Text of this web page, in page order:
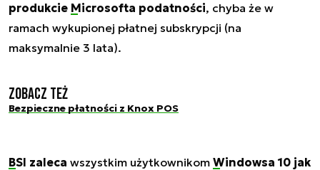
produkcie Microsofta podatności, chyba że w
ramach wykupionej płatnej subskrypcji (na
maksymalnie 3 lata).
Zobacz też
Bezpieczne płatności z Knox POS
BSI zaleca wszystkim użytkownikom Windowsa 10 jak